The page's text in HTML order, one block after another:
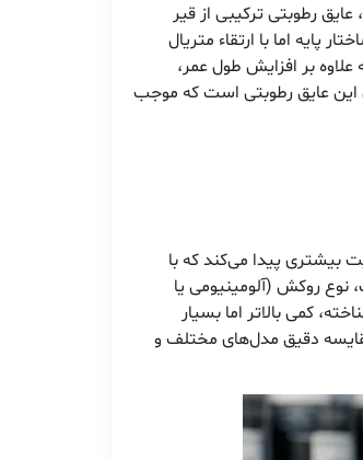
رطوبتی ترکیبی از قیر
اما با ارتقاء متریال
بر افزایش طول عمر،
این عایق رطوبتی است که موجب
بیشتری پیدا می‌کند که با
نوع روکش (آلومینیومی یا
کمی بالاتر اما بسیار
مقایسه دقیق مدل‌های مختلف و